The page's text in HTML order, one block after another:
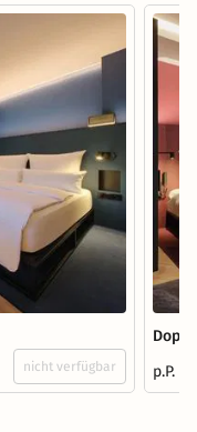
nicht verfügbar
p.P.